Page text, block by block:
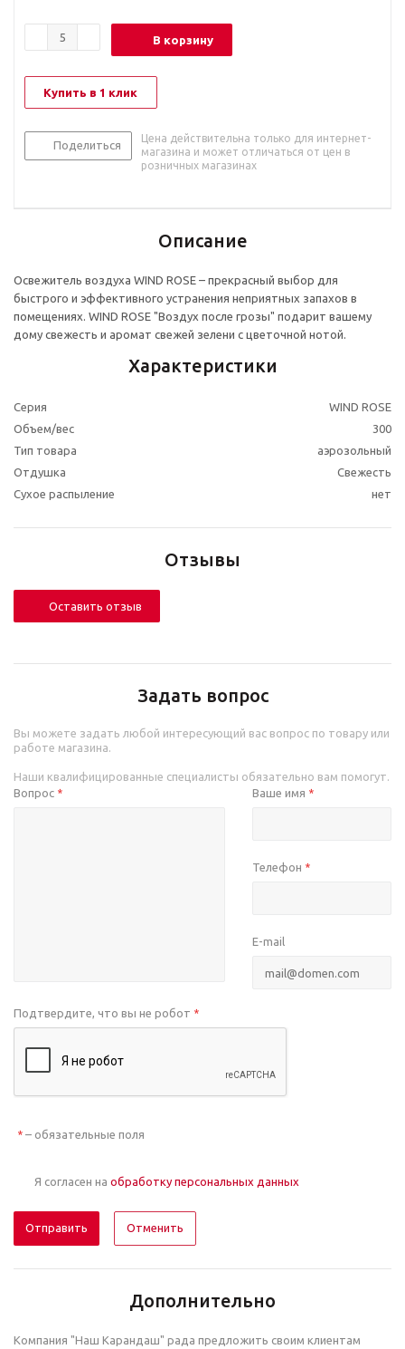
В корзину
Купить в 1 клик
Поделиться
Цена действительна только для интернет-
магазина и может отличаться от цен в
розничных магазинах
Описание
Освежитель воздуха WIND ROSE – прекрасный выбор для
быстрого и эффективного устранения неприятных запахов в
помещениях. WIND ROSE "Воздух после грозы" подарит вашему
дому свежесть и аромат свежей зелени с цветочной нотой.
Характеристики
Серия
WIND ROSE
Объем/вес
300
Тип товара
аэрозольный
Отдушка
Свежесть
Сухое распыление
нет
Отзывы
Оставить отзыв
Задать вопрос
Вы можете задать любой интересующий вас вопрос по товару или
работе магазина.
Наши квалифицированные специалисты обязательно вам помогут.
Вопрос * Ваше имя *
Телефон *
E-mail
Подтвердите, что вы не робот *
* – обязательные поля
Я согласен на обработку персональных данных
Отменить
Дополнительно
Компания "Наш Карандаш" рада предложить своим клиентам